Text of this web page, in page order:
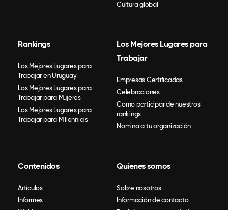
Cultura global
Rankings
Los Mejores Lugares para
Trabajar en Uruguay
Los Mejores Lugares para
Trabajar para Mujeres
Los Mejores Lugares para
Trabajar para Millennials
Los Mejores Lugares para
Trabajar
Empresas Certificadas
Celebraciones
Como participar de nuestros
rankings
Nomina a tu organización
Contenidos
Artículos
Informes
Quienes somos
Sobre nosotros
Información de contacto